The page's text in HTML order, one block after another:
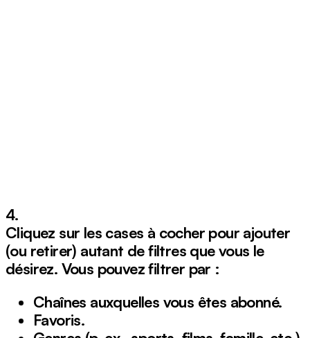
4.
Cliquez sur les cases à cocher pour ajouter
(ou retirer) autant de filtres que vous le
désirez. Vous pouvez filtrer par :
Chaînes auxquelles vous êtes abonné.
Favoris.